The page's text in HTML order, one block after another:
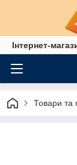
Інтернет-
Товари та